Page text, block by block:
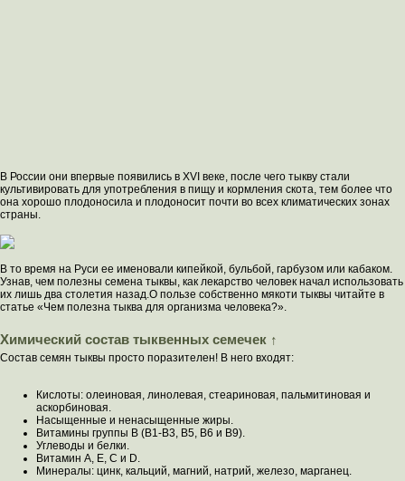
В России они впервые появились в XVI веке, после чего тыкву стали
культивировать для употребления в пищу и кормления скота, тем более что
она хорошо плодоносила и плодоносит почти во всех климатических зонах
страны.
В то время на Руси ее именовали кипейкой, бульбой, гарбузом или кабаком.
Узнав, чем полезны семена тыквы, как лекарство человек начал использовать
их лишь два столетия назад.О пользе собственно мякоти тыквы читайте в
статье «Чем полезна тыква для организма человека?».
Химический состав тыквенных семечек ↑
Состав семян тыквы просто поразителен! В него входят:
Кислоты: олеиновая, линолевая, стеариновая, пальмитиновая и
аскорбиновая.
Насыщенные и ненасыщенные жиры.
Витамины группы В (В1-В3, В5, В6 и В9).
Углеводы и белки.
Витамин A, Е, С и D.
Минералы: цинк, кальций, магний, натрий, железо, марганец.